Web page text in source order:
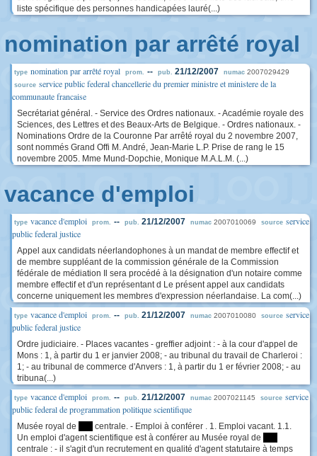
liste spécifique des personnes handicapées lauré(...)
nomination par arrêté royal
type nomination par arrêté royal prom. -- pub. 21/12/2007 numac 2007029429
source service public federal chancellerie du premier ministre et ministere de la
communaute francaise
Secrétariat général. - Service des Ordres nationaux. - Académie royale des
Sciences, des Lettres et des Beaux-Arts de Belgique. - Ordres nationaux. -
Nominations Ordre de la Couronne Par arrêté royal du 2 novembre 2007,
sont nommés Grand Offi M. André, Jean-Marie L.P. Prise de rang le 15
novembre 2005. Mme Mund-Dopchie, Monique M.A.L.M. (...)
vacance d'emploi
type vacance d'emploi prom. -- pub. 21/12/2007 numac 2007010069 source service
public federal justice
Appel aux candidats néerlandophones à un mandat de membre effectif et
de membre suppléant de la commission générale de la Commission
fédérale de médiation Il sera procédé à la désignation d'un notaire comme
membre effectif et d'un représentant d Le présent appel aux candidats
concerne uniquement les membres d'expression néerlandaise. La com(...)
type vacance d'emploi prom. -- pub. 21/12/2007 numac 2007010080 source service
public federal justice
Ordre judiciaire. - Places vacantes - greffier adjoint : - à la cour d'appel de
Mons : 1, à partir du 1 er janvier 2008; - au tribunal du travail de Charleroi :
1; - au tribunal de commerce d'Anvers : 1, à partir du 1 er février 2008; - au
tribuna(...)
type vacance d'emploi prom. -- pub. 21/12/2007 numac 2007021145 source service
public federal de programmation politique scientifique
Musée royal de
centrale. - Emploi à conférer . 1. Emploi vacant. 1.1.
Un emploi d'agent scientifique est à conférer au Musée royal de
centrale : - il s'agit d'un recrutement en qualité d'agent statutaire à temps